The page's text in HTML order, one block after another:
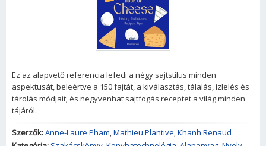
Ez az alapvető referencia lefedi a négy sajtstílus minden
aspektusát, beleértve a 150 fajtát, a kiválasztás, tálalás, ízlelés és
tárolás módjait; és negyvenhat sajtfogás receptet a világ minden
tájáról.
Szerzők:Anne-Laure Pham,Mathieu Plantive,Khanh Renaud